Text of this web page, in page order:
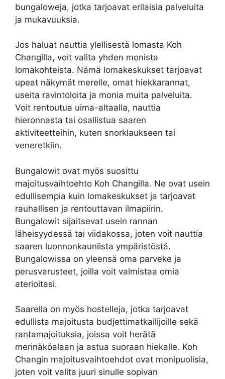
bungaloweja, jotka tarjoavat erilaisia ​​palveluita
ja mukavuuksia.
Jos haluat nauttia ylellisestä lomasta Koh
Changilla, voit valita yhden monista
lomakohteista. Nämä lomakeskukset tarjoavat
upeat näkymät merelle, omat hiekkarannat,
useita ravintoloita ja monia muita palveluita.
Voit rentoutua uima-altaalla, nauttia
hieronnasta tai osallistua saaren
aktiviteetteihin, kuten snorklaukseen tai
veneretkiin.
Bungalowit ovat myös suosittu
majoitusvaihtoehto Koh Changilla. Ne ovat usein
edullisempia kuin lomakeskukset ja tarjoavat
rauhallisen ja rentouttavan ilmapiirin.
Bungalowit sijaitsevat usein rannan
läheisyydessä tai viidakossa, joten voit nauttia
saaren luonnonkauniista ympäristöstä.
Bungalowissa on yleensä oma parveke ja
perusvarusteet, joilla voit valmistaa omia
aterioitasi.
Saarella on myös hostelleja, jotka tarjoavat
edullista majoitusta budjettimatkailijoille sekä
rantamajoituksia, joissa voit herätä
merinäköalaan ja astua suoraan hiekalle. Koh
Changin majoitusvaihtoehdot ovat monipuolisia,
joten voit valita juuri sinulle sopivan